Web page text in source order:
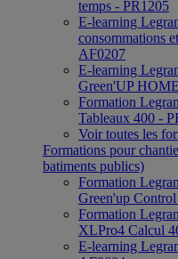
temps - PR1205
E-learning
consommations
AF0207
E-learning
Green'UP
Formation
Tableaux 400 -
Voir toutes les
Formations pour
batiments publics)
Formation
Green'up
Formation
XLPro4 Calcul
E-learning